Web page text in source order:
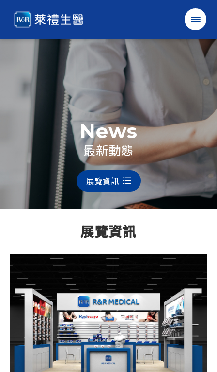
科
公司簡介
最新消息
產品專區
資訊小教室
影音專區
購物平台
客戶服務
中 EN
確認 取消
News
最新動態
展覽資訊
展覽資訊